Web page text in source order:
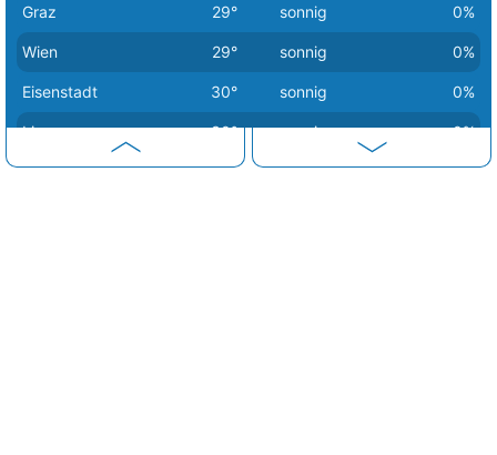
Graz 29° sonnig 0%
Wien 29° sonnig 0%
Eisenstadt 30° sonnig 0%
Linz 30° sonnig 0%
Salzburg 30° sonnig 0%